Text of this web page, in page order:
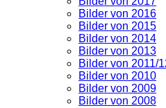
Bilder von 2016
Bilder von 2015
Bilder von 2014
Bilder von 2013
Bilder von 2011/
Bilder von 2010
Bilder von 2009
Bilder von 2008